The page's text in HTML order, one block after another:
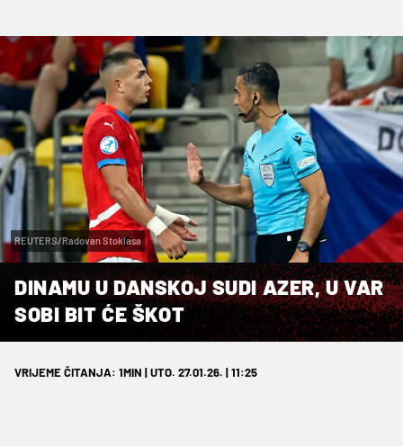
REUTERS/Radovan Stoklasa
DINAMU U DANSKOJ SUDI AZER, U VAR
SOBI BIT ĆE ŠKOT
VRIJEME ČITANJA: 1MIN | UTO. 27.01.26. | 11:25